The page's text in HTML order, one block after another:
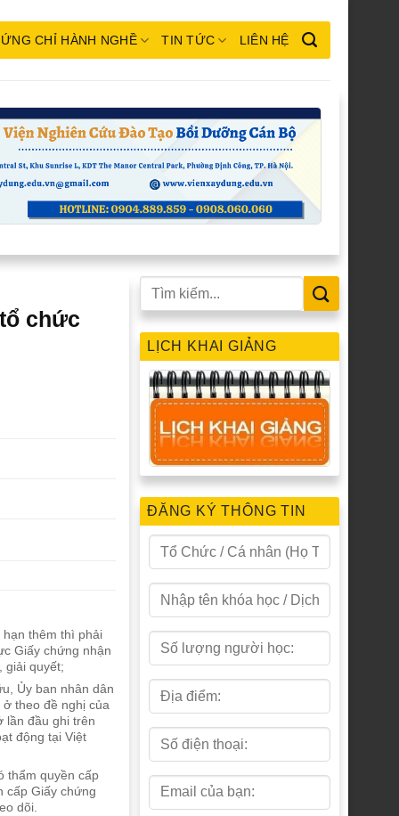
CHỈ HÀNH NGHỀ TIN TỨC LIÊN HỆ
chức
thêm thì phải
Giấy chứng nhận
giải quyết;
Ủy ban nhân dân
theo đề nghị của
lần đầu ghi trên
động tại Việt
thẩm quyền cấp
cấp Giấy chứng
dõi.
LỊCH KHAI GIẢNG
ĐĂNG KÝ THÔNG TIN